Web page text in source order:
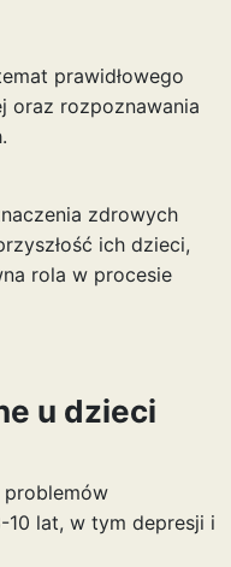
prawidłowego
oraz rozpoznawania
zdrowych
ich dzieci,
rola w procesie
u dzieci
lat, w tym depresji i